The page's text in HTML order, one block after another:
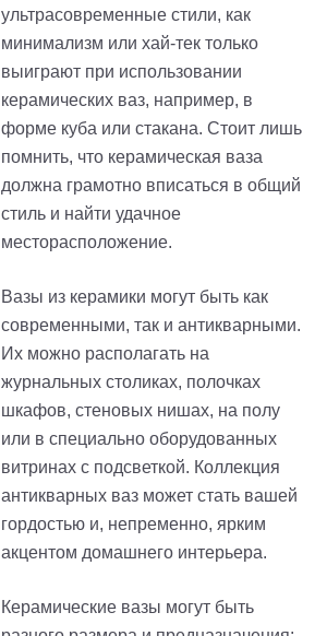
ультрасовременные стили, как
минимализм или хай-тек только
выиграют при использовании
керамических ваз, например, в
форме куба или стакана. Стоит лишь
помнить, что керамическая ваза
должна грамотно вписаться в общий
стиль и найти удачное
месторасположение.
Вазы из керамики могут быть как
современными, так и антикварными.
Их можно располагать на
журнальных столиках, полочках
шкафов, стеновых нишах, на полу
или в специально оборудованных
витринах с подсветкой. Коллекция
антикварных ваз может стать вашей
гордостью и, непременно, ярким
акцентом домашнего интерьера.
Керамические вазы могут быть